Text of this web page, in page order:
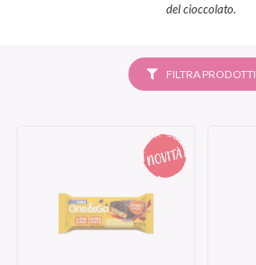
del cioccolato.
FILTRA PRODOTTI